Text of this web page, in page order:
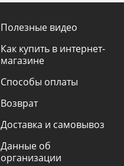
Полезные видео
Как купить в интернет-
магазине
Способы оплаты
Возврат
Доставка и самовывоз
Данные об
организации